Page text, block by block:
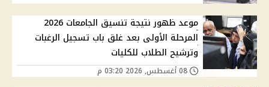
موعد ظهور نتيجة تنسيق الجامعات 2026
المرحلة الأولى بعد غلق باب تسجيل الرغبات
وترشيح الطلاب للكليات